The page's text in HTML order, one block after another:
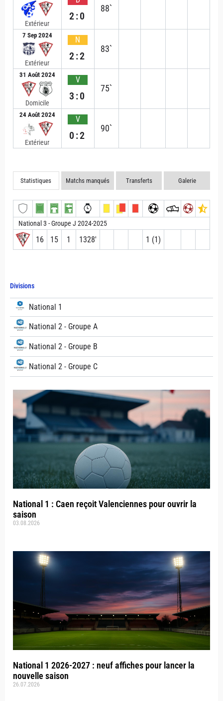
Divisions
National 1
National 2 - Groupe A
National 2 - Groupe B
National 2 - Groupe C
National 1 : Caen reçoit Valenciennes pour ouvrir la
saison
03.08.2026
National 1 2026-2027 : neuf affiches pour lancer la
nouvelle saison
26.07.2026
Extérieur
2:0
88`
7 Sep 2024
Extérieur
N
2:2
83`
31 Août 2024
Domicile
V
3:0
75`
24 Août 2024
Extérieur
V
0:2
90`
Statistiques Matchs manqués Transferts Galerie
National 3 - Groupe J 2024-2025
16 15 1 1328′ 1 (1)